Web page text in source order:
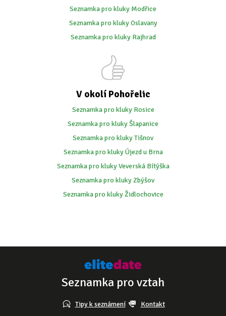
Seznamka pro kluky Modřice
Seznamka pro kluky Oslavany
Seznamka pro kluky Rajhrad
V okolí Pohořelic
Seznamka pro kluky Rosice
Seznamka pro kluky Šlapanice
Seznamka pro kluky Tišnov
Seznamka pro kluky Újezd u Brna
Seznamka pro kluky Veverská Bítýška
Seznamka pro kluky Zbýšov
Seznamka pro kluky Židlochovice
Seznamka pro vztah
Tipy k seznámení Kontakt